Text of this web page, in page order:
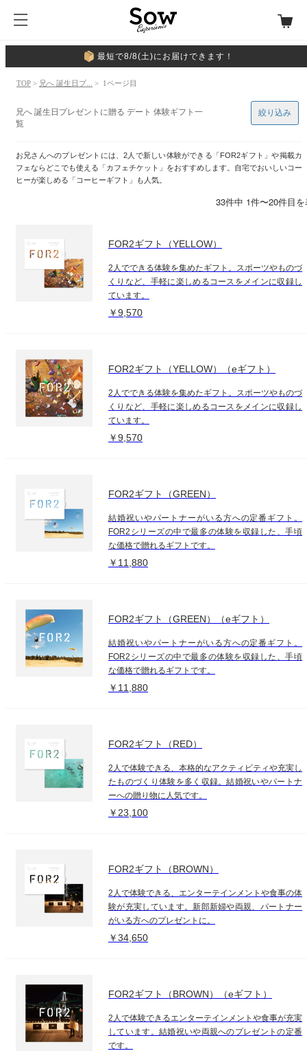
最短で8/8(土)にお届けできます！
TOP > 兄へ 誕生日プ... > 1ページ目
兄へ 誕生日プレゼントに贈る デート 体験ギフト一
覧
お兄さんへのプレゼントには、2人で新しい体験ができる「FOR2ギフト」や掲載カ
フェならどこでも使える「カフェチケット」をおすすめします。自宅でおいしいコー
ヒーが楽しめる「コーヒーギフト」も人気。
絞り込み
33件中 1件〜20件目
FOR2ギフト（YELLOW）
2人でできる体験を集めたギフト。スポーツやものづ
くりなど、手軽に楽しめるコースをメインに収録し
ています。
￥9,570
FOR2ギフト（YELLOW）（eギフト）
2人でできる体験を集めたギフト。スポーツやものづ
くりなど、手軽に楽しめるコースをメインに収録し
ています。
￥9,570
FOR2ギフト（GREEN）
結婚祝いやパートナーがいる方への定番ギフト。
FOR2シリーズの中で最多の体験を収録した、手頃
な価格で贈れるギフトです。
￥11,880
FOR2ギフト（GREEN）（eギフト）
結婚祝いやパートナーがいる方への定番ギフト。
FOR2シリーズの中で最多の体験を収録した、手頃
な価格で贈れるギフトです。
￥11,880
FOR2ギフト（RED）
2人で体験できる、本格的なアクティビティや充実し
たものづくり体験を多く収録。結婚祝いやパートナ
ーへの贈り物に人気です。
￥23,100
FOR2ギフト（BROWN）
2人で体験できる、エンターテインメントや食事の体
験が充実しています。新郎新婦や両親、パートナー
がいる方へのプレゼントに。
￥34,650
FOR2ギフト（BROWN）（eギフト）
2人で体験できるエンターテインメントや食事が充実
しています。結婚祝いや両親へのプレゼントの定番
です。